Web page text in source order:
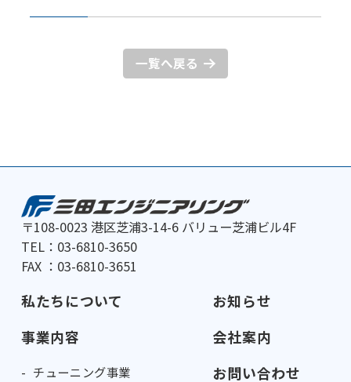
一覧へ戻る
〒108-0023 港区芝浦3-14-6 バリュー芝浦ビル4F
TEL：03-6810-3650
FAX ：03-6810-3651
私たちについて
事業内容
チューニング事業
お知らせ
会社案内
お問い合わせ